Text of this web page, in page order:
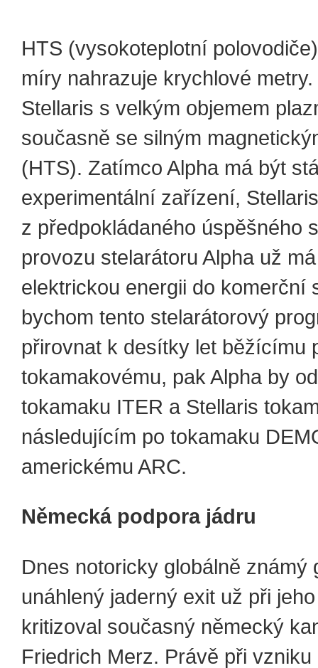
HTS (vysokoteplotní
míry nahrazuje krychlové
Stellaris s velkým objemem
současně se silným
(HTS). Zatímco Alpha má být
experimentální zařízení,
z předpokládaného úspěšného
provozu stelarátoru Alpha už
elektrickou energii do komerční
bychom tento stelarátorový
přirovnat k desítky let běžícímu
tokamakovému, pak Alpha by
tokamaku ITER a Stellaris
následujícím po tokamaku
americkému ARC.
Německá podpora jádru
Dnes notoricky globálně známý
unáhlený jaderný exit už při
kritizoval současný německý
Friedrich Merz. Právě při vzniku